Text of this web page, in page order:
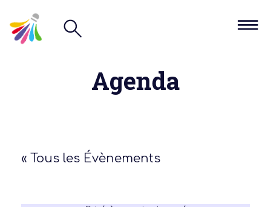
Agenda
« Tous les Évènements